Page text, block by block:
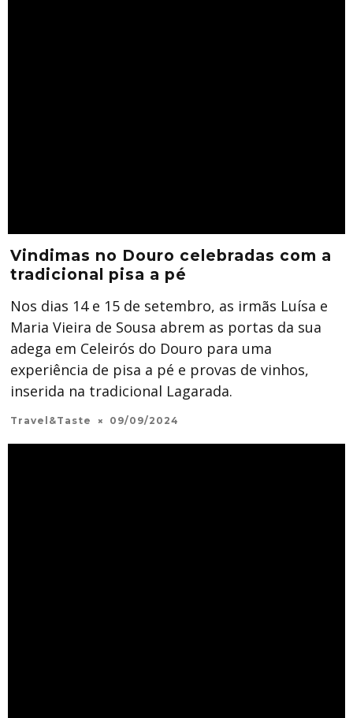
Vindimas no Douro celebradas com a
tradicional pisa a pé
Nos dias 14 e 15 de setembro, as irmãs Luísa e
Maria Vieira de Sousa abrem as portas da sua
adega em Celeirós do Douro para uma
experiência de pisa a pé e provas de vinhos,
inserida na tradicional Lagarada.
Travel&Taste 09/09/2024